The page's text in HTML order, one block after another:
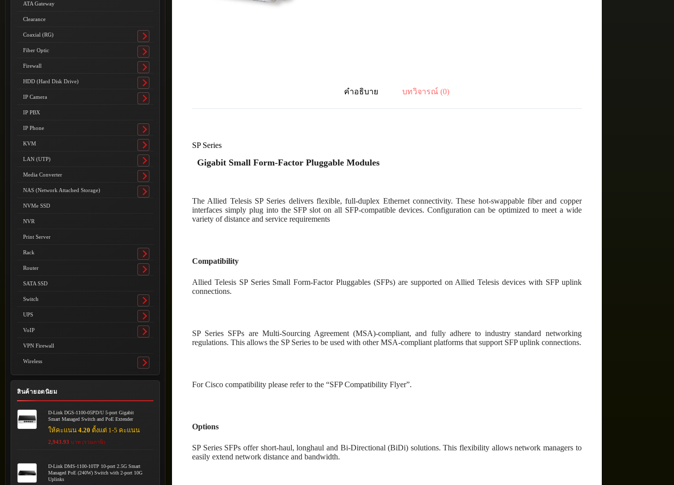
คำอธิบาย บทวิจารณ์ (0)
SP Series
Gigabit Small Form-Factor Pluggable Modules
The Allied Telesis SP Series delivers flexible, full-duplex Ethernet connectivity. These hot-swappable fiber and copper
interfaces simply plug into the SFP slot on all SFP-compatible devices. Configuration can be optimized to meet a wide
variety of distance and service requirements
Compatibility
Allied Telesis SP Series Small Form-Factor Pluggables (SFPs) are supported on Allied Telesis devices with SFP uplink
connections.
SP Series SFPs are Multi-Sourcing Agreement (MSA)-compliant, and fully adhere to industry standard networking
regulations. This allows the SP Series to be used with other MSA-compliant platforms that support SFP uplink connections.
For Cisco compatibility please refer to the “SFP Compatibility Flyer”.
Options
SP Series SFPs offer short-haul, longhaul and Bi-Directional (BiDi) solutions. This flexibility allows network managers to
easily extend network distance and bandwidth.
ATA Gateway
Clearance
Coaxial (RG)
Toggle
submenu
Fiber Optic
Toggle
submenu
Firewall
Toggle
submenu
HDD (Hard Disk Drive)
Toggle
submenu
IP Camera
Toggle
IP PBX
IP Phone
Toggle
submenu
KVM
Toggle
submenu
LAN (UTP)
Toggle
submenu
Media Converter
Toggle
submenu
NAS (Network Attached Storage)
Toggle
NVMe SSD
NVR
Print Server
Rack
Toggle
submenu
Router
Toggle
SATA SSD
Switch
Toggle
submenu
UPS
Toggle
submenu
VoIP
Toggle
VPN Firewall
Wireless
Toggle
submenu
สินค้ายอดนิยม
D-Link DGS-1100-05PD/U 5-port Gigabit
Smart Managed Switch and PoE Extender
ให้คะแนน4.20 ตั้งแต่ 1-5 คะแนน
2,943.93 บาท (รวมภาษี)
D-Link DMS-1100-10TP 10-port 2.5G Smart
Managed PoE (240W) Switch with 2-port 10G
Uplinks